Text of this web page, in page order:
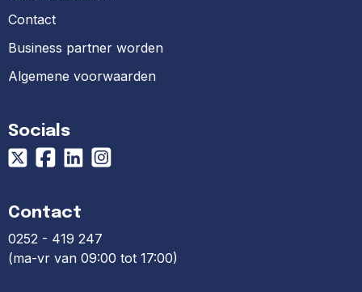
Contact
Business partner worden
Algemene voorwaarden
Socials
Contact
0252 - 419 247
(ma-vr van 09:00 tot 17:00)